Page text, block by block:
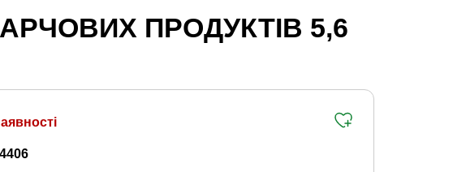
ПРОДУКТІВ 5,6